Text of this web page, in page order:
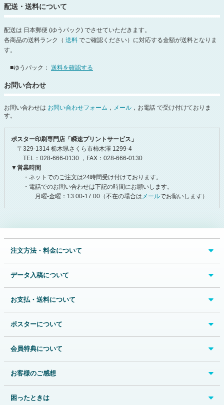
配送・送料について
配送は 日本郵便 (ゆうパック) でさせていただきます。
各商品の送料ランク（ 送料 でご確認ください）に対応する金額が送料となりま
す。
■ゆうパック： 送料を確認する
お問い合わせ
お問い合わせは お問い合わせフォーム ， メール ，お電話 で受け付けておりま
す。
ポスター印刷専門店「瞬速プリントサービス」
〒329-1314 栃木県さくら市柿木澤 1299-4
TEL：028-666-0130 ，FAX：028-666-0130
▼営業時間
・ネットでのご注文は24時間受け付けております。
・電話でのお問い合わせは下記の時間にお願いします。
月曜-金曜：13:00-17:00（不在の場合はメールでお願いします）
注文方法・料金について
データ入稿について
お支払・送料について
ポスターについて
会員特典について
お客様のご感想
困ったときは